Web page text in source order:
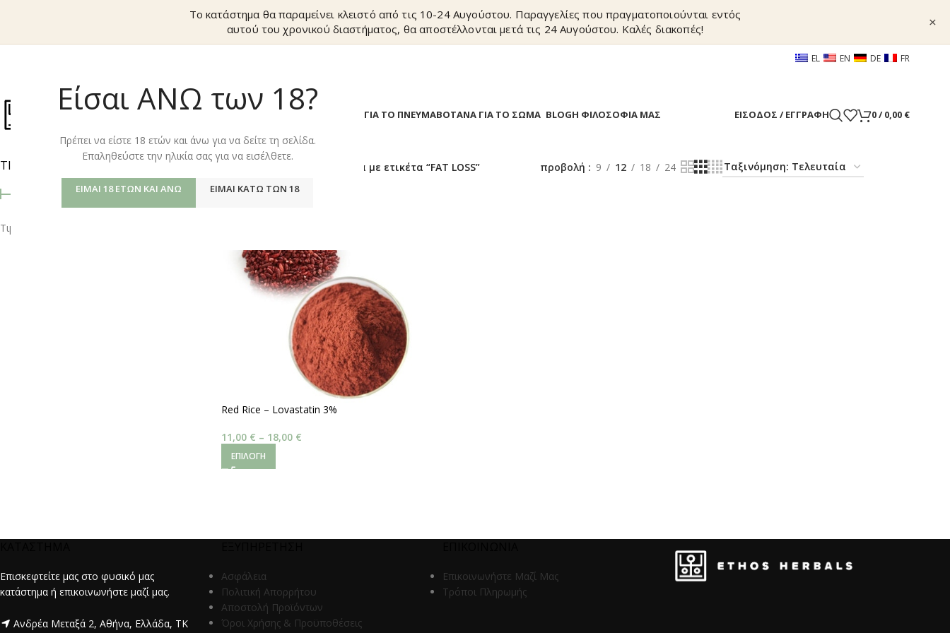
Είσαι ΑΝΩ των 18?
Πρέπει να είστε 18 ετών και άνω για να δείτε τη σελίδα.
Επαληθεύστε την ηλικία σας για να εισέλθετε.
ΕΊΜΑΙ 18 ΕΤΏΝ ΚΑΙ ΆΝΩ ΕΊΜΑΙ ΚΆΤΩ ΤΩΝ 18
Το κατάστημα θα παραμείνει κλειστό από τις 10-24 Αυγούστου. Παραγγελίες που πραγματοποιούνται εντός
αυτού του χρονικού διαστήματος, θα αποστέλλονται μετά τις 24 Αυγούστου. Καλές διακοπές!
×
EL EN DE FR
ΒΟΤΑΝΑ ΓΙΑ ΤΟ ΠΝΕΥΜΑΒΟΤΑΝΑ ΓΙΑ ΤΟ ΣΩΜΑ BLOGΗ ΦΙΛΟΣΟΦΙΑ ΜΑΣ ΕΊΣΟΔΟΣ / ΕΓΓΡΑΦΉ 0/ 0,00 €
ΤΙΜΉ
Τιμή:
Προϊόντα με ετικέτα “FAT LOSS” προβολή 9 12 18 24
Red Rice – Lovastatin 3%
11,00 € – 18,00 €
ΕΠΙΛΟΓΉ
Επισκεφτείτε μας στο φυσικό μας
κατάστημα ή επικοινωνήστε μαζί μας.
Ανδρέα Μεταξά 2, Αθήνα, Ελλάδα, ΤΚ
Ασφάλεια
Πολιτική Απορρήτου
Αποστολή Προϊόντων
Όροι Χρήσης & Προϋποθέσεις
Επικοινωνήστε Μαζί Μας
Τρόποι Πληρωμής